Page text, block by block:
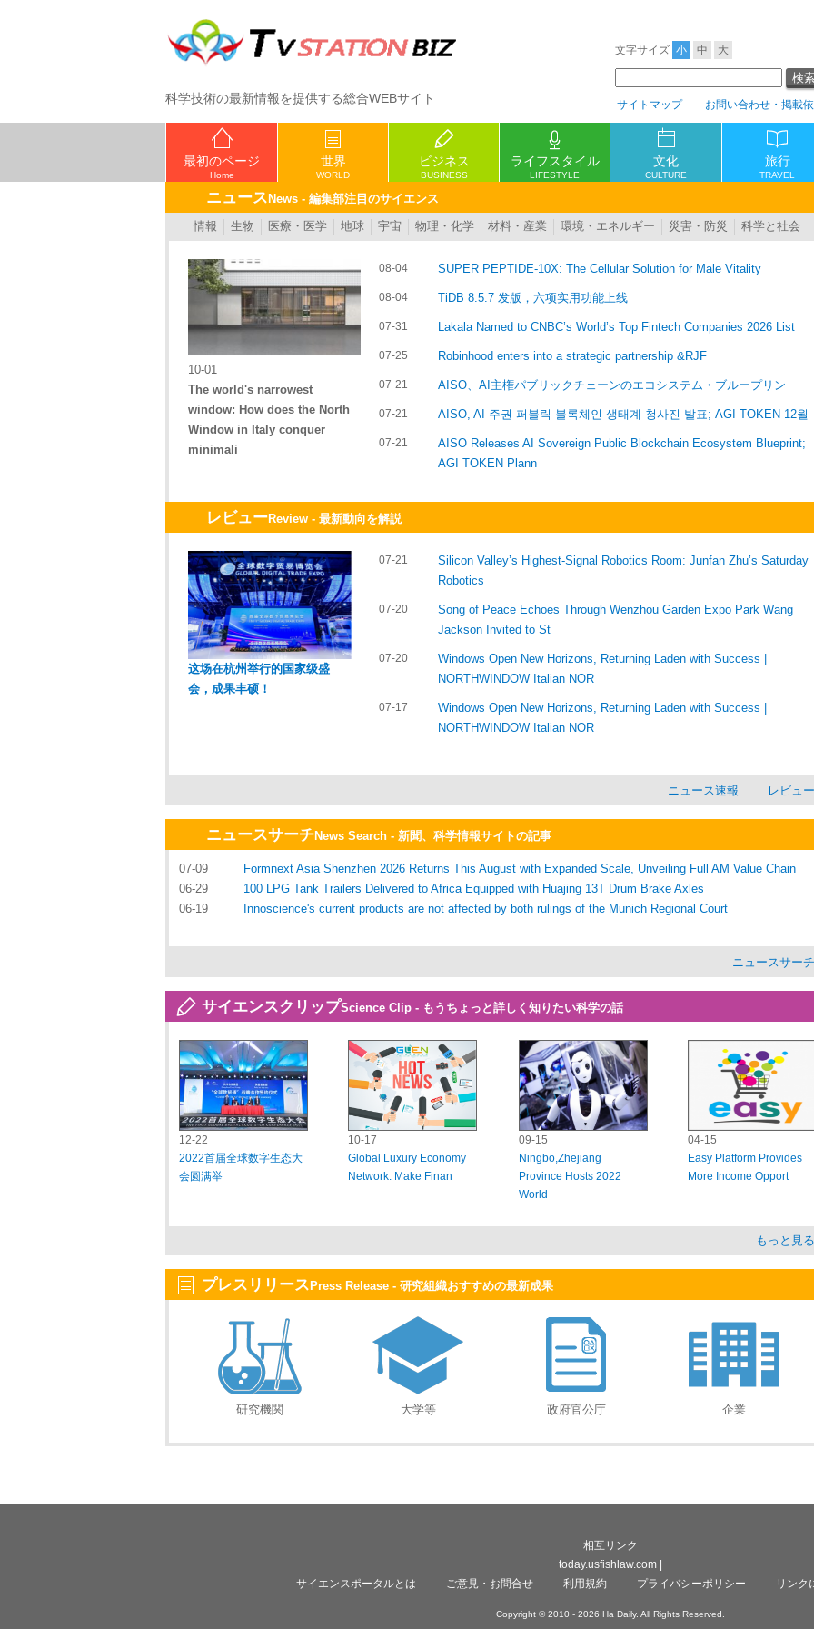
科学技術の最新情報を提供する総合WEBサイト
文字サイズ 小 中 大
サイトマップ お問い合わせ・掲載
最初のページ
Home
世界
WORLD
ビジネス
BUSINESS
ライフスタイル
LIFESTYLE
文化
CULTURE
旅行
TRAVEL
ニュース News - 編集部注目のサイエンス
情報
生物 医療・医学 地球 宇宙 物理・化学 材料・産業 環境・エネルギー 災害・防災 科学と社会
10-01
The world's narrowest
window: How does the North
Window in Italy conquer
minimali
08-04 SUPER PEPTIDE-10X: The Cellular Solution for Male Vitality
08-04 TiDB 8.5.7 发版，六项实用功能上线
07-31 Lakala Named to CNBC’s World’s Top Fintech Companies 2026 List
07-25 Robinhood enters into a strategic partnership &RJF
07-21 AISO、AI主権パブリックチェーンのエコシステム・ブループリン
07-21 AISO, AI 주권 퍼블릭 블록체인 생태계 청사진 발표; AGI TOKEN 12월
07-21
AISO Releases AI Sovereign Public Blockchain Ecosystem Blueprint;
AGI TOKEN Plann
レビューReview - 最新動向を解説
这场在杭州举行的国家级盛
会，成果丰硕！
07-21
Silicon Valley’s Highest-Signal Robotics Room: Junfan Zhu’s Saturday
Robotics
07-20
Song of Peace Echoes Through Wenzhou Garden Expo Park Wang
Jackson Invited to St
07-20
Windows Open New Horizons, Returning Laden with Success |
NORTHWINDOW Italian NOR
07-17
Windows Open New Horizons, Returning Laden with Success |
NORTHWINDOW Italian NOR
ニュース速報 レビュー
ニュースサーチNews Search - 新聞、科学情報サイトの記事
07-09
Formnext Asia Shenzhen 2026 Returns This August with Expanded Scale, Unveiling Full AM Value Chain
06-29
100 LPG Tank Trailers Delivered to Africa Equipped with Huajing 13T Drum Brake Axles
06-19
Innoscience's current products are not affected by both rulings of the Munich Regional Court
ニュースサーチ
サイエンスクリップScience Clip - もうちょっと詳しく知りたい科学の話
12-22
2022首届全球数字生态大
会圆满举
10-17
Global Luxury Economy
Network: Make Finan
09-15
Ningbo,Zhejiang
Province Hosts 2022
World
04-15
Easy Platform Provides
More Income Opport
もっと見る
プレスリリース Press Release - 研究組織おすすめの最新成果
研究機関 大学等 政府官公庁 企業
相互リンク
today.usfishlaw.com |
サイエンスポータルとは
ご意見・お問合せ 利用規約 プライバシーポリシー リンク
Copyright © 2010 - 2026 Ha Daily. All Rights Reserved.